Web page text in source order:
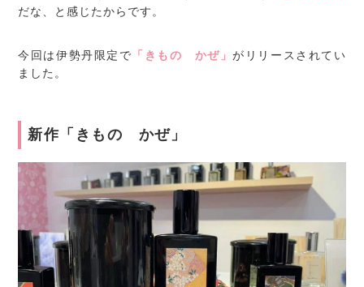
だな、と感じたからです。
今回は伊勢丹限定で 「きもの かぜ」がリリースされてい
ました。
新作「きもの かぜ」